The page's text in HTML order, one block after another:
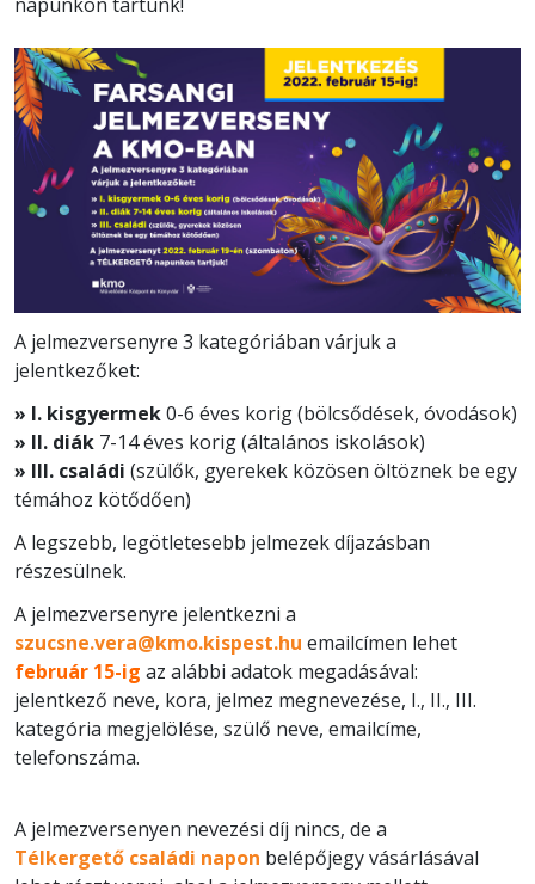
A jelmezversenyre 3 kategóriában várjuk a
jelentkezőket:
» I. kisgyermek0-6 éves korig (bölcsődések, óvodások)
» II. diák 7-14 éves korig (általános iskolások)
» III. családi (szülők, gyerekek közösen öltöznek be egy
témához kötődően)
A legszebb, legötletesebb jelmezek díjazásban
részesülnek.
A jelmezversenyre jelentkezni a
szucsne.vera@kmo.kispest.hu emailcímen lehet
február 15-ig az alábbi adatok megadásával:
jelentkező neve, kora, jelmez megnevezése, I., II., III.
kategória megjelölése, szülő neve, emailcíme,
telefonszáma.
A jelmezversenyen nevezési díj nincs, de a
Télkergető családi napon belépőjegy vásárlásával